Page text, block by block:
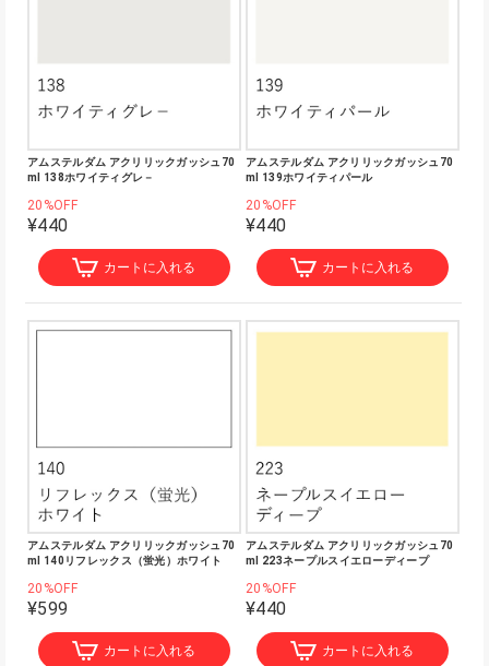
アムステルダム アクリリックガッシュ70
ml 138ホワイティグレ－
20%OFF
¥440
カートに入れる
アムステルダム アクリリックガッシュ70
ml 139ホワイティパール
20%OFF
¥440
カートに入れる
アムステルダム アクリリックガッシュ70
ml 140リフレックス（蛍光）ホワイト
20%OFF
¥599
カートに入れる
アムステルダム アクリリックガッシュ70
ml 223ネープルスイエローディープ
20%OFF
¥440
カートに入れる